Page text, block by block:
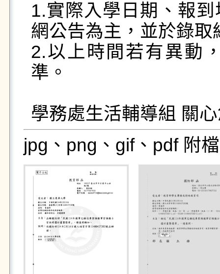
1.實際入學日期、報
網公告為主，並於錄
2.以上時間若有異動
準。
jpg、png、gif、pdf 附